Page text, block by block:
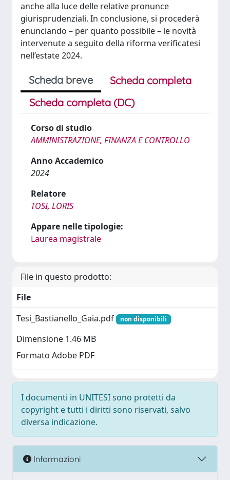
anche alla luce delle relative pronunce
giurisprudenziali. In conclusione, si procederà
enunciando – per quanto possibile – le novità
intervenute a seguito della riforma verificatesi
nell’estate 2024.
Scheda breve
Scheda completa
Scheda completa (DC)
Corso di studio
AMMINISTRAZIONE, FINANZA E CONTROLLO
Anno Accademico
2024
Relatore
TOSI, LORIS
Appare nelle tipologie:
Laurea magistrale
File in questo prodotto:
File
Tesi_Bastianello_Gaia.pdf
non disponibili
Dimensione 1.46 MB
Formato Adobe PDF
I documenti in UNITESI sono protetti da
copyright e tutti i diritti sono riservati, salvo
diversa indicazione.
Informazioni